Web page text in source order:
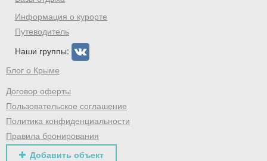
Информация о курорте
Путеводитель
Наши группы:
Блог о Крыме
Договор оферты
Пользовательское соглашение
Политика конфиденциальности
Правила бронирования
Добавить объект